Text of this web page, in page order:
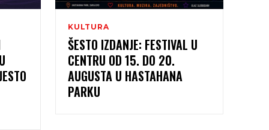
KULTURA
ŠESTO IZDANJE: FESTIVAL U
CENTRU OD 15. DO 20.
AUGUSTA U HASTAHANA
PARKU